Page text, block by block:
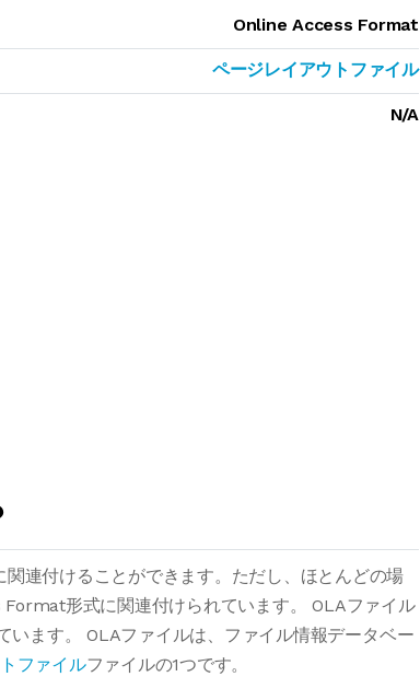
Online Access Format
ページレイアウトファイル
N/A
連付けることができます。ただし、ほとんどの場
形式に関連付けられています。 OLAファイル
ます。 OLAファイルは、ファイル情報データベー
ファイルファイルの1つです。